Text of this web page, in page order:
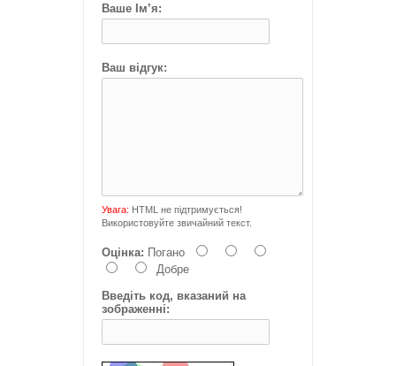
Ваше Ім’я:
Ваш відгук:
Увага: HTML не підтримується!
Використовуйте звичайний текст.
Оцінка: Погано
Добре
Введіть код, вказаний на
зображенні: